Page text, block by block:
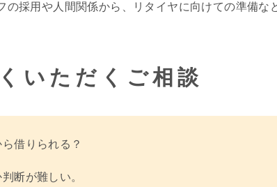
採用や人間関係から、リタイヤに向けての準備な
いただくご相談
借りられる？
断が難しい。